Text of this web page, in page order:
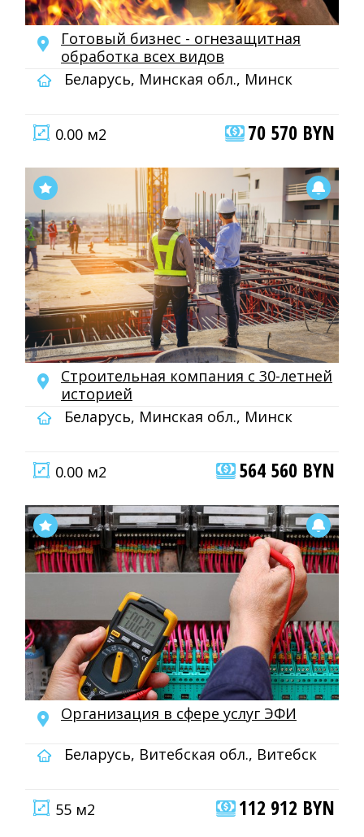
Готовый бизнес - огнезащитная
обработка всех видов
Беларусь, Минская обл., Минск
0.00 м2 70 570 BYN
Строительная компания с 30-летней
историей
Беларусь, Минская обл., Минск
0.00 м2 564 560 BYN
Организация в сфере услуг ЭФИ
Беларусь, Витебская обл., Витебск
55 м2 112 912 BYN